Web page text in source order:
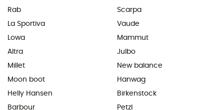
Rab
La Sportiva
Lowa
Altra
Millet
Moon boot
Helly Hansen
Barbour
Scarpa
Vaude
Mammut
Julbo
New balance
Hanwag
Birkenstock
Petzl